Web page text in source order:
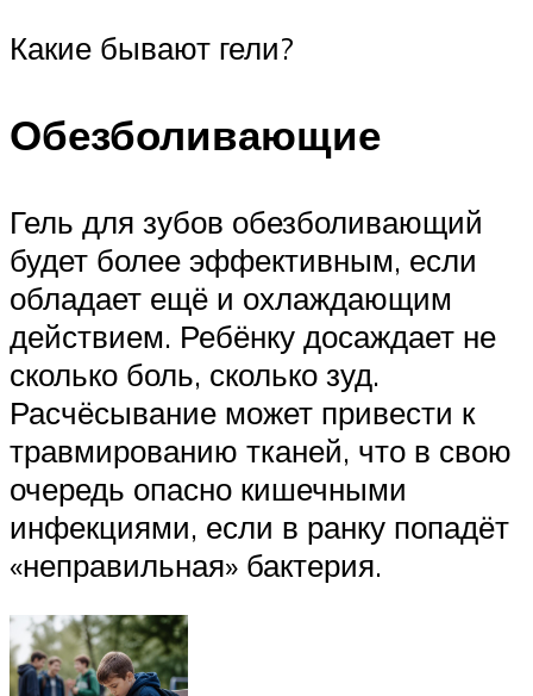
Какие бывают гели?
Обезболивающие
Гель для зубов обезболивающий
будет более эффективным, если
обладает ещё и охлаждающим
действием. Ребёнку досаждает не
сколько боль, сколько зуд.
Расчёсывание может привести к
травмированию тканей, что в свою
очередь опасно кишечными
инфекциями, если в ранку попадёт
«неправильная» бактерия.